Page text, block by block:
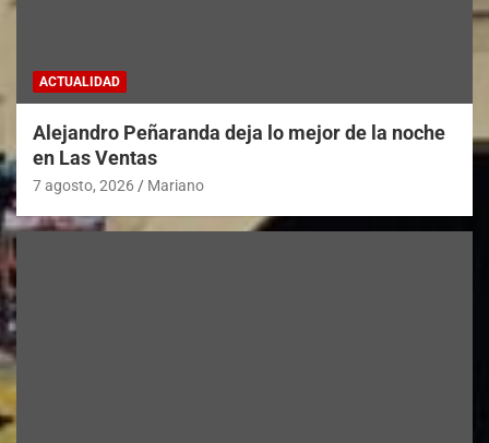
ACTUALIDAD
Alejandro Peñaranda deja lo mejor de la noche
en Las Ventas
7 agosto, 2026 Mariano